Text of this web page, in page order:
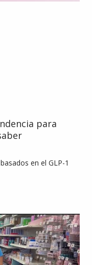
para
en el GLP-1